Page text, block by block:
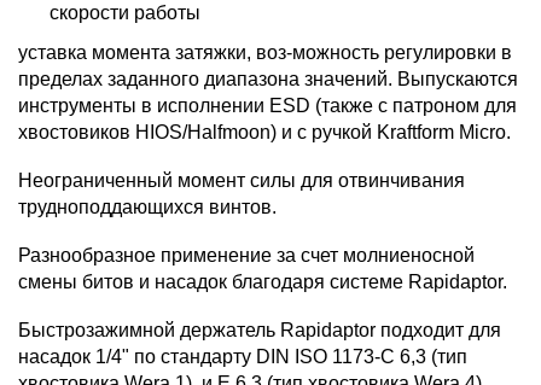
скорости работы
уставка момента затяжки, воз-можность регулировки в
пределах заданного диапазона значений. Выпускаются
инструменты в исполнении ESD (также с патроном для
хвостовиков HIOS/Halfmoon) и с ручкой Kraftform Micro.
Неограниченный момент силы для отвинчивания
трудноподдающихся винтов.
Разнообразное применение за счет молниеносной
смены битов и насадок благодаря системе Rapidaptor.
Быстрозажимной держатель Rapidaptor подходит для
насадок 1/4" по стандарту DIN ISO 1173-C 6,3 (тип